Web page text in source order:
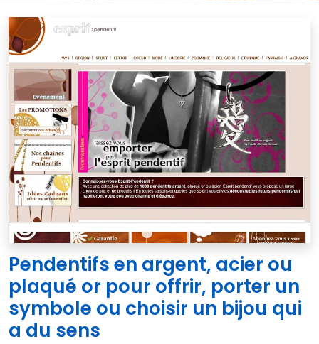
Pendentifs en argent, acier ou
plaqué or pour offrir, porter un
symbole ou choisir un bijou qui
a du sens